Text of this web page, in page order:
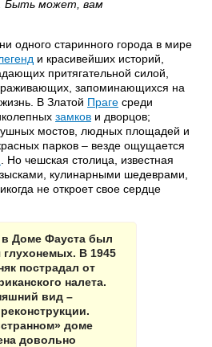
Быть может, вам
одного старинного города в мире
и красивейших историй,
притягательной силой,
запоминающихся на
В Златой Праге среди
замков и дворцов;
мостов, людных площадей и
парков – везде ощущается
. Но чешская столица, известная
кулинарными шедеврами,
не откроет свое сердце
в Доме Фауста был
В 1945
пострадал от
налета.
вид –
доме
довольно